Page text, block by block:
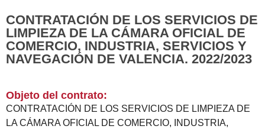
CONTRATACIÓN DE LOS SERVICIOS DE
LIMPIEZA DE LA CÁMARA OFICIAL DE
COMERCIO, INDUSTRIA, SERVICIOS Y
NAVEGACIÓN DE VALENCIA. 2022/2023
Objeto del contrato:
CONTRATACIÓN DE LOS SERVICIOS DE LIMPIEZA DE
LA CÁMARA OFICIAL DE COMERCIO, INDUSTRIA,